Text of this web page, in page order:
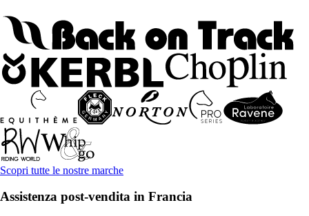
Scopri tutte le nostre marche
Assistenza post-vendita in Francia